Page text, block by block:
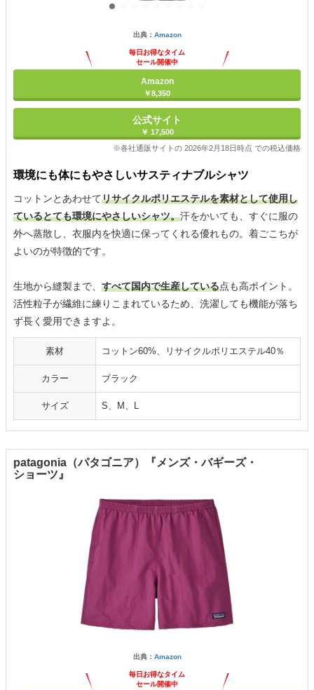
出典： Amazon
毎日お得なタイム
セール開催中
Amazon
￥8,350
公式サイト
￥ 17,500
※各社通販サイトの 2026年2月18日時点 での税込価格
環境にも体にもやさしいサスティナブルシャツ
コットンとあわせてリサイクルポリエステルを素材として使用し
ているとても環境にやさしいシャツ。汗をかいても、すぐに服の
外へ蒸散し、衣服内を快適に保ってくれる優れもの。着ごこちが
よいのが特徴的です。
生地から縫製まで、 すべて国内で生産している点も高ポイント。
活性粒子が繊維に練りこまれているため、洗濯しても機能が落ち
ず長く愛用できますよ。
素材 コットン60%、リサイクルポリエステル40％
カラー ブラック
サイズ S、M、L
patagonia（パタゴニア）『メンズ・バギーズ・
ショーツ』
出典： Amazon
毎日お得なタイム
セール開催中